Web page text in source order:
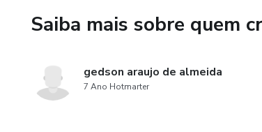
Saiba mais sobre quem
gedson araujo de almeida
7 Ano Hotmarter